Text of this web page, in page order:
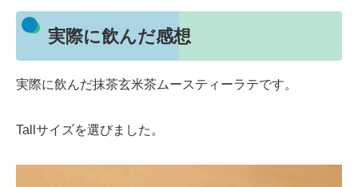
実際に飲んだ感想
実際に飲んだ抹茶玄米茶ムースティーラテです。
Tallサイズを選びました。